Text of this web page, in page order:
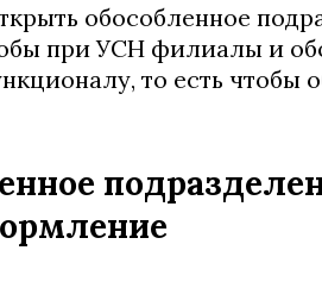
обособленное
при УСН филиалы и
то есть чтобы